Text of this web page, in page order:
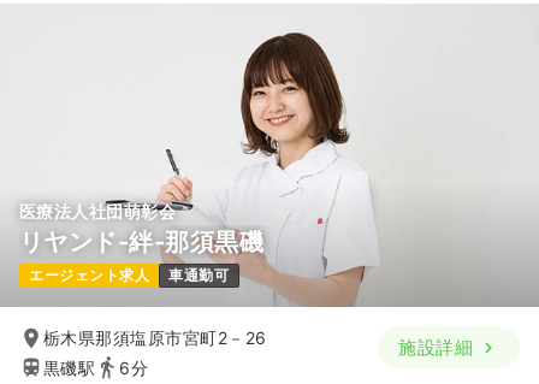
（休憩60分）
月給30万円以上可
気になる 詳細を見る
医療法人社団萌彰会
リヤンド-絆-那須黒磯
エージェント求人 車通勤可
栃木県那須塩原市宮町2－26
黒磯駅
6分
施設詳細